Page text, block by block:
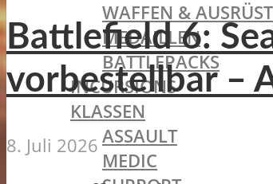
WAFFEN &
MEDAILLEN
BATTLEPACKS
INCURSIONS
KLASSEN
ASSAULT
MEDIC
Battlefield 6:
vorbestellbar –
8. Juli 2026